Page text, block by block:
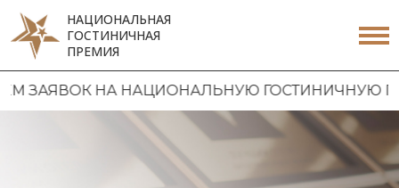
НАЦИОНАЛЬНАЯ
ГОСТИНИЧНАЯ
ПРЕМИЯ
ЗАЯВОК НА НАЦИОНАЛЬНУЮ ГОСТИНИЧНУЮ